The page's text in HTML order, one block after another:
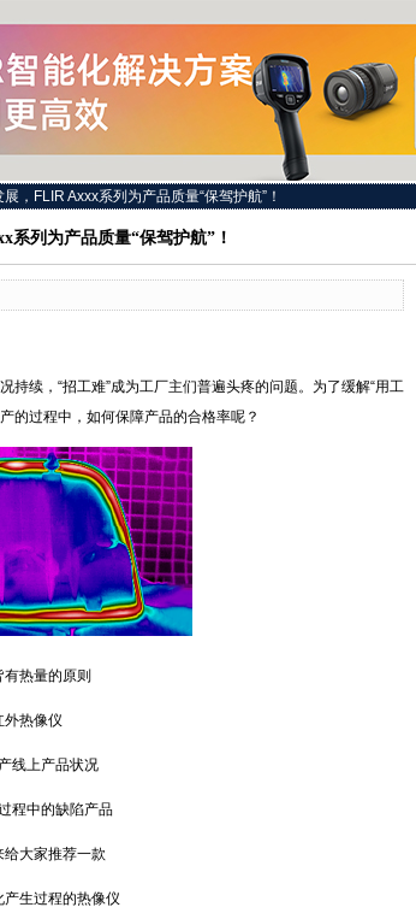
，FLIR Axxx系列为产品质量“保驾护航”！
列为产品质量“保驾护航”！
续，“招工难”成为工厂主们普遍头疼的问题。为了缓解“用工
的过程中，如何保障产品的合格率呢？
热量的原则
热像仪
上产品状况
中的缺陷产品
大家推荐一款
生过程的热像仪